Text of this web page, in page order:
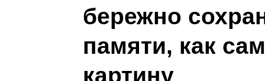
бережно
памяти, как
картину